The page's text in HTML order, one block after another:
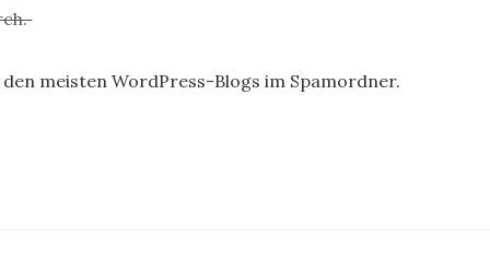
meisten WordPress-Blogs im Spamordner.